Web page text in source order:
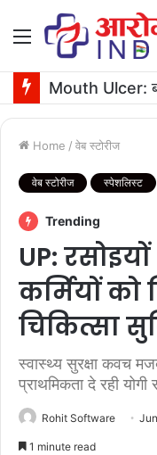
Menu
Home / वेब स्टोरीज
वेब स्टोरीज स्पेशलिस्ट
Trending
UP:
कर्मियों
चिकित्सा
स्वास्थ्य सुरक्षा कवच
प्राथमिकता दे रही योगी
Rohit Software
1 minute read